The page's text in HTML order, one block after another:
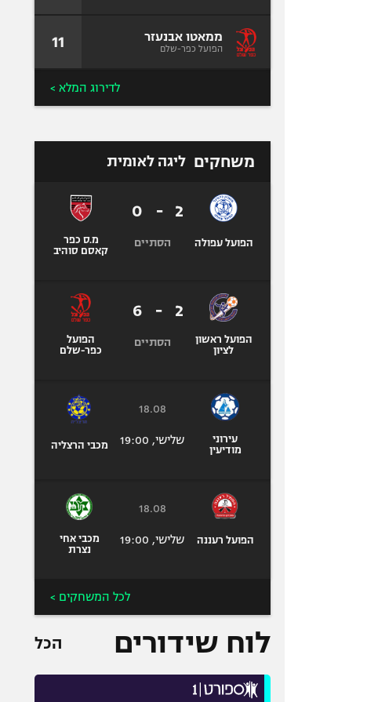
ממאטו אבנעזר
הפועל כפר-שלם 11
לדירוג המלא >
משחקים ליגה לאומית
הפועל עפולה
2
-
0
הסתיים
מ.ס כפר
קאסם סוהיב
הפועל ראשון
לציון
2
-
6
הסתיים
הפועל
כפר-שלם
עירוני
מודיעין
18.08
שלישי, 19:00 מכבי הרצליה
הפועל רעננה
18.08
שלישי, 19:00
מכבי אחי
נצרת
לכל המשחקים >
לוח שידורים הכל